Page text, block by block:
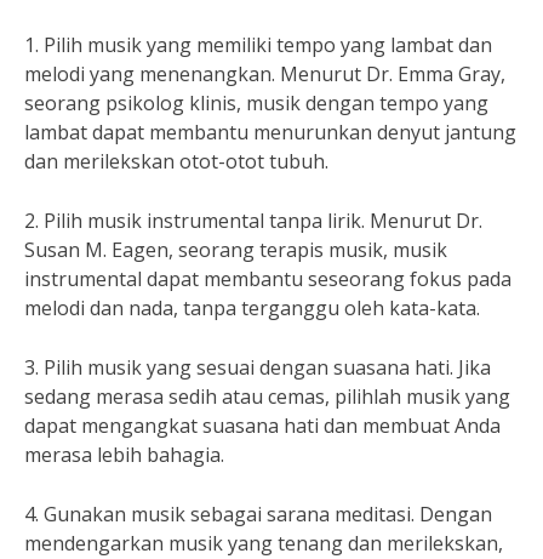
1. Pilih musik yang memiliki tempo yang lambat dan
melodi yang menenangkan. Menurut Dr. Emma Gray,
seorang psikolog klinis, musik dengan tempo yang
lambat dapat membantu menurunkan denyut jantung
dan merilekskan otot-otot tubuh.
2. Pilih musik instrumental tanpa lirik. Menurut Dr.
Susan M. Eagen, seorang terapis musik, musik
instrumental dapat membantu seseorang fokus pada
melodi dan nada, tanpa terganggu oleh kata-kata.
3. Pilih musik yang sesuai dengan suasana hati. Jika
sedang merasa sedih atau cemas, pilihlah musik yang
dapat mengangkat suasana hati dan membuat Anda
merasa lebih bahagia.
4. Gunakan musik sebagai sarana meditasi. Dengan
mendengarkan musik yang tenang dan merilekskan,